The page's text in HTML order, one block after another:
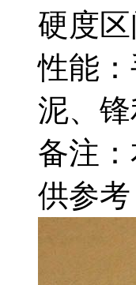
硬度区
性能
泥、锋
备注
供参